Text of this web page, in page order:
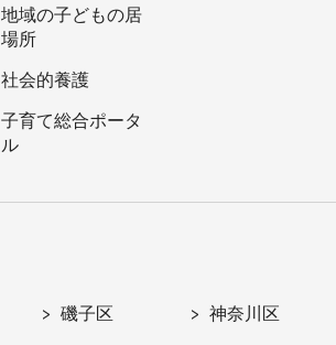
地域の子どもの居
場所
社会的養護
子育て総合ポータ
ル
磯子区 神奈川区